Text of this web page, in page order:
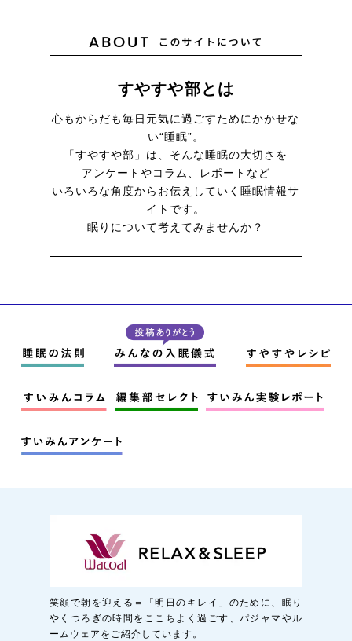
すやすや部とは
心もからだも毎日元気に過ごすためにかかせな
い“睡眠”。
「すやすや部」は、そんな睡眠の大切さを
アンケートやコラム、レポートなど
いろいろな角度からお伝えしていく睡眠情報サ
イトです。
眠りについて考えてみませんか？
笑顔で朝を迎える＝「明日のキレイ」のために、眠り
やくつろぎの時間をここちよく過ごす、パジャマやル
ームウェアをご紹介しています。